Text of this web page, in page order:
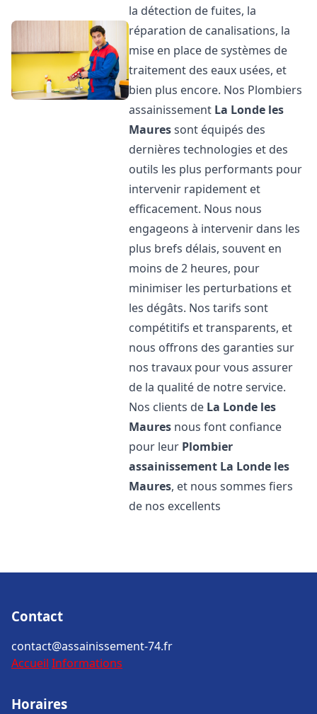
la détection de fuites, la
réparation de canalisations, la
mise en place de systèmes de
traitement des eaux usées, et
bien plus encore. Nos Plombiers
assainissement La Londe les
Mauressont équipés des
dernières technologies et des
outils les plus performants pour
intervenir rapidement et
efficacement. Nous nous
engageons à intervenir dans les
plus brefs délais, souvent en
moins de 2 heures, pour
minimiser les perturbations et
les dégâts. Nos tarifs sont
compétitifs et transparents, et
nous offrons des garanties sur
nos travaux pour vous assurer
de la qualité de notre service.
Nos clients de La Londe les
Maures nous font confiance
pour leur Plombier
assainissement La Londe les
Maures, et nous sommes fiers
de nos excellents
Contact
contact@assainissement-74.fr
Accueil Informations
Horaires